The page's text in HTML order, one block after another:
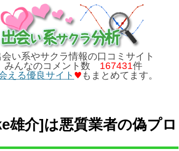
会い系やサクラ情報の口コミサイト
みんなのコメント数 167431件
える優良サイト
もまとめてます。
介]は悪質業者の偽プロ